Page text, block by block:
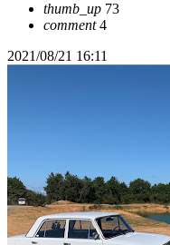
thumb_up 73
comment4
2021/08/21 16:11